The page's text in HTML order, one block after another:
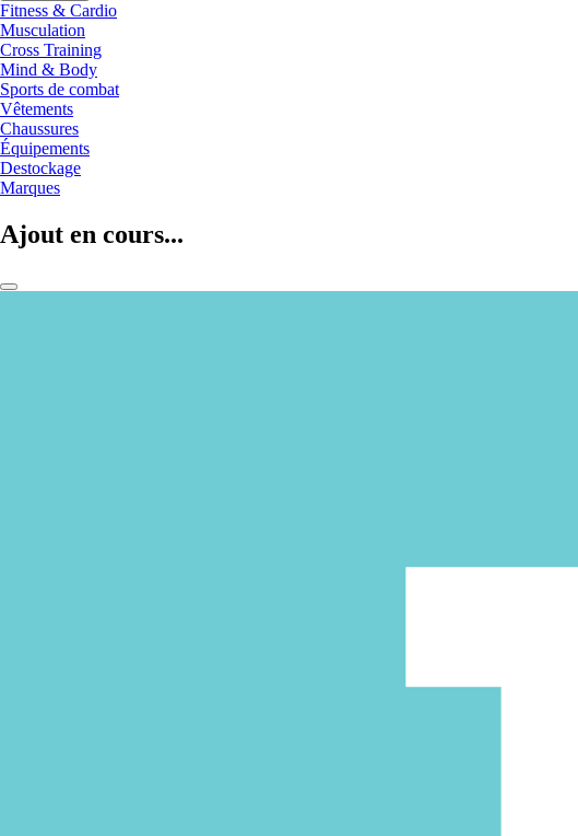
Fitness & Cardio
Musculation
Cross Training
Mind & Body
Sports de combat
Vêtements
Chaussures
Équipements
Destockage
Marques
Ajout en cours...